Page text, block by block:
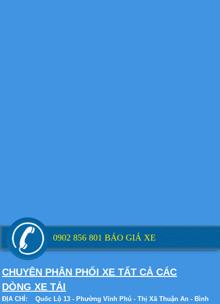
Xe tải Foton 990kg
0902 856 801 BÁO GIÁ XE
CHUYÊN PHÂN PHỐI XE TẤT CẢ CÁC
DÒNG XE TẢI
ĐỊA CHỈ:
Quốc Lộ 13 - Phường Vĩnh Phú - Thị Xã Thuận An - Bình